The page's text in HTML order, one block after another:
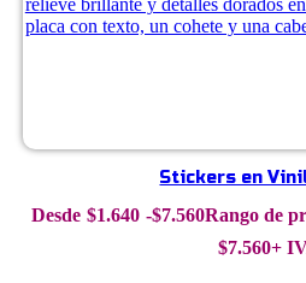
Stickers en
$1.640 -$7.560Rango de
$7.560+